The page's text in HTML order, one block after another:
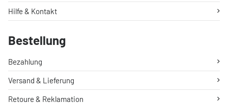
Hilfe & Kontakt
Bestellung
Bezahlung
Versand & Lieferung
Retoure & Reklamation